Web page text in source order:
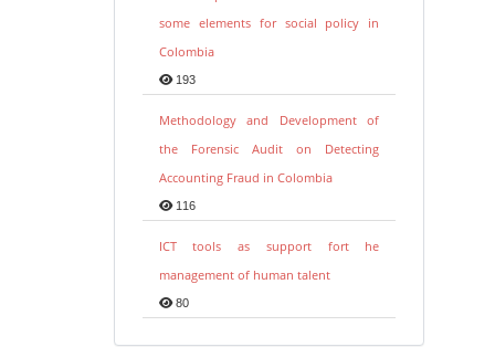
some elements for social policy in
Colombia
193
Methodology and Development of
the Forensic Audit on Detecting
Accounting Fraud in Colombia
116
ICT tools as support fort he
management of human talent
80